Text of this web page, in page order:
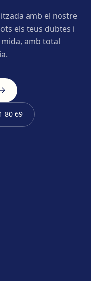
amb el nostre
els teus dubtes i
amb total
80 69